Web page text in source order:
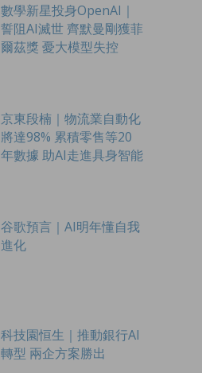
數學新星投身OpenAI｜
誓阻AI滅世 齊默曼剛獲菲
爾茲獎 憂大模型失控
京東段楠｜物流業自動化
將達98% 累積零售等20
年數據 助AI走進具身智能
谷歌預言｜AI明年懂自我
進化
科技園恒生｜推動銀行AI
轉型 兩企方案勝出